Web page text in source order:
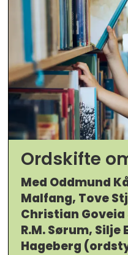
Ordskifte
Med Oddmund
Malfang, Tove
Christian
R.M. Sørum, Silje
Hageberg